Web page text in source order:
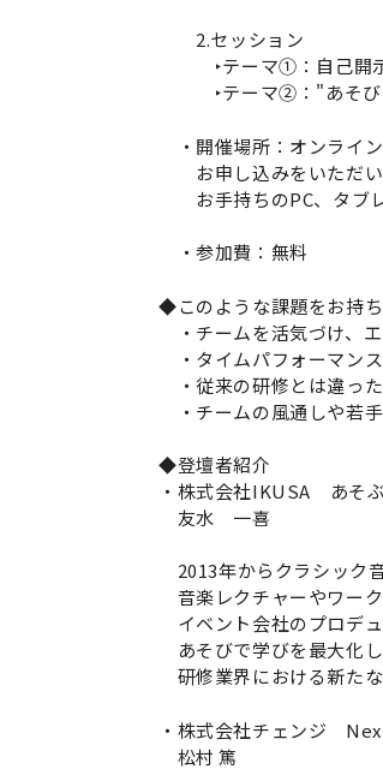
2.セッション
‣テーマ①：自己開示を
‣テーマ②："あそび"を
・開催場所：オンライン
お申し込みをいただい
お手持ちのPC、タブレ
・参加費：無料
◆このような課題をお持
・チームを活気づけ、
・タイムパフォーマン
・従来の研修とは違っ
・チームの風通しや若
◆登壇者紹介
・株式会社IKUSA あそ
友水 一喜
2013年からクラシック
音楽レクチャーやワー
イベント会社のプロデ
あそびで学びを最大化
研修業界における新た
・株式会社チェンジ
松村 篤